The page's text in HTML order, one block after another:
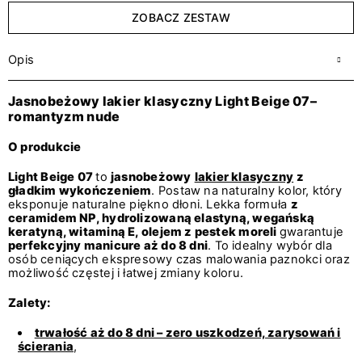
ZOBACZ ZESTAW
Opis
Jasnobeżowy lakier klasyczny Light Beige 07–
romantyzm nude
O produkcie
Light Beige 07to jasnobeżowy lakier klasyczny z
gładkim wykończeniem. Postaw na naturalny kolor, który
eksponuje naturalne piękno dłoni. Lekka formuła z
ceramidem NP, hydrolizowaną elastyną, wegańską
keratyną, witaminą E, olejem z pestek moreli gwarantuje
perfekcyjny manicure aż do 8 dni. To idealny wybór dla
osób ceniących ekspresowy czas malowania paznokci oraz
możliwość częstej i łatwej zmiany koloru.
Zalety:
trwałość aż do 8 dni – zero uszkodzeń, zarysowań i
ścierania,